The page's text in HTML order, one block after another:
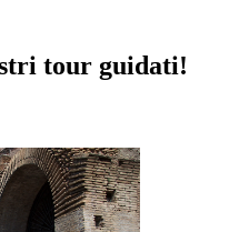
tour guidati!